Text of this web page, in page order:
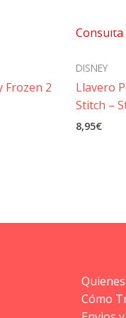
Frozen 2
DISNEY
Llavero
Stitch –
8,95€
Cómo